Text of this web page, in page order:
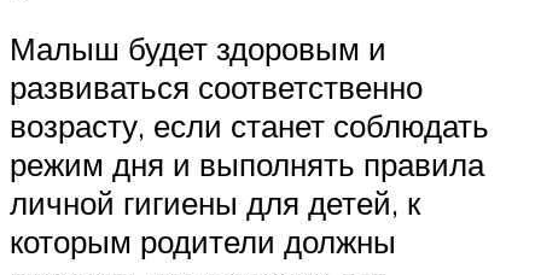
Малыш будет здоровым и
развиваться соответственно
возрасту, если станет соблюдать
режим дня и выполнять правила
личной гигиены для детей, к
которым родители должны